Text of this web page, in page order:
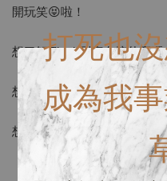
打死也
成為我
開玩笑😝啦！
想了解Tiktok到底在搞什麼嗎
想知道應該怎麼踏入這圈圈
想知道要經營需要準備什麼